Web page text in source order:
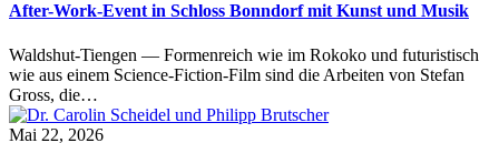
After-Work-Event in Schloss Bonndorf mit Kunst und Musik
Waldshut-Tiengen — Formenreich wie im Rokoko und futuristisch
wie aus einem Science-Fiction-Film sind die Arbeiten von Stefan
Gross, die…
Mai 22, 2026